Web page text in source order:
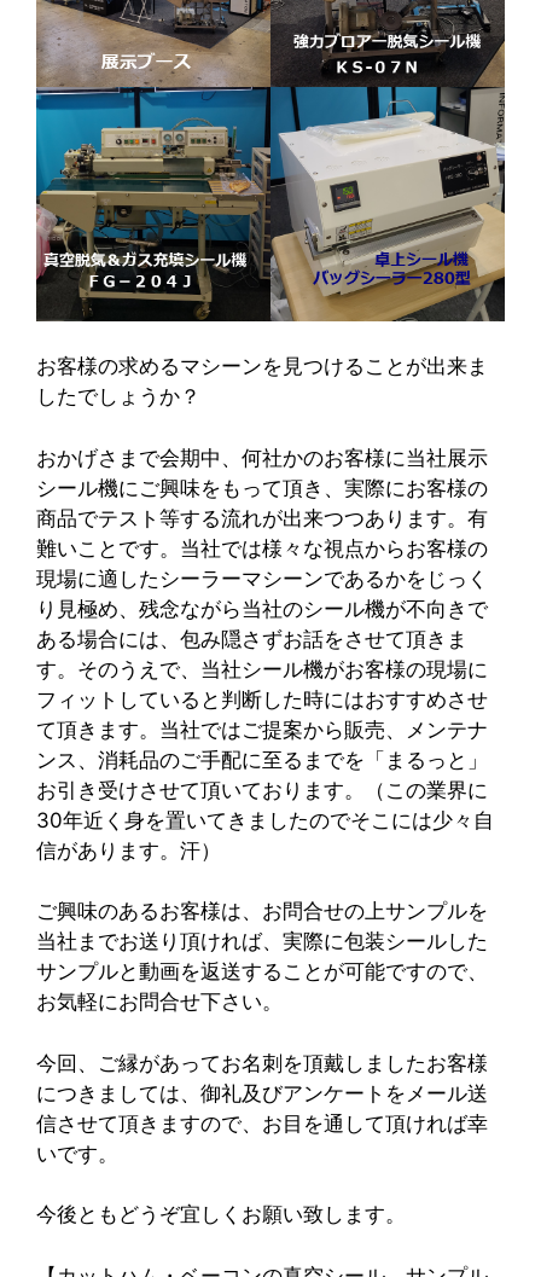
お客様の求めるマシーンを見つけることが出来ま
したでしょうか？
おかげさまで会期中、何社かのお客様に当社展示
シール機にご興味をもって頂き、実際にお客様の
商品でテスト等する流れが出来つつあります。有
難いことです。当社では様々な視点からお客様の
現場に適したシーラーマシーンであるかをじっく
り見極め、残念ながら当社のシール機が不向きで
ある場合には、包み隠さずお話をさせて頂きま
す。そのうえで、当社シール機がお客様の現場に
フィットしていると判断した時にはおすすめさせ
て頂きます。当社ではご提案から販売、メンテナ
ンス、消耗品のご手配に至るまでを「まるっと」
お引き受けさせて頂いております。（この業界に
30年近く身を置いてきましたのでそこには少々自
信があります。汗）
ご興味のあるお客様は、お問合せの上サンプルを
当社までお送り頂ければ、実際に包装シールした
サンプルと動画を返送することが可能ですので、
お気軽にお問合せ下さい。
今回、ご縁があってお名刺を頂戴しましたお客様
につきましては、御礼及びアンケートをメール送
信させて頂きますので、お目を通して頂ければ幸
いです。
今後ともどうぞ宜しくお願い致します。